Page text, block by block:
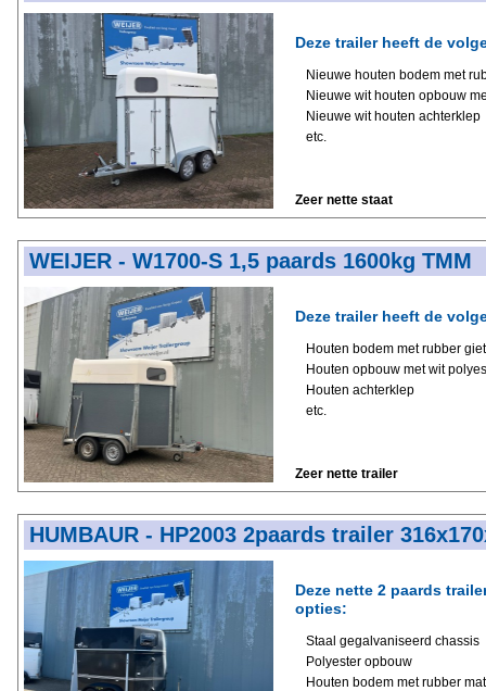
Deze trailer heeft de
Nieuwe houten bodem met
Nieuwe wit houten opbouw
Nieuwe wit houten achterklep
etc.
Zeer nette staat
WEIJER - W1700-S 1,5 paards 1600kg TMM
Deze trailer heeft de
Houten bodem met rubber
Houten opbouw met wit
Houten achterklep
etc.
Zeer nette trailer
HUMBAUR - HP2003 2paards trailer
Deze nette 2 paards
opties:
Staal gegalvaniseerd chassis
Polyester opbouw
Houten bodem met rubber mat